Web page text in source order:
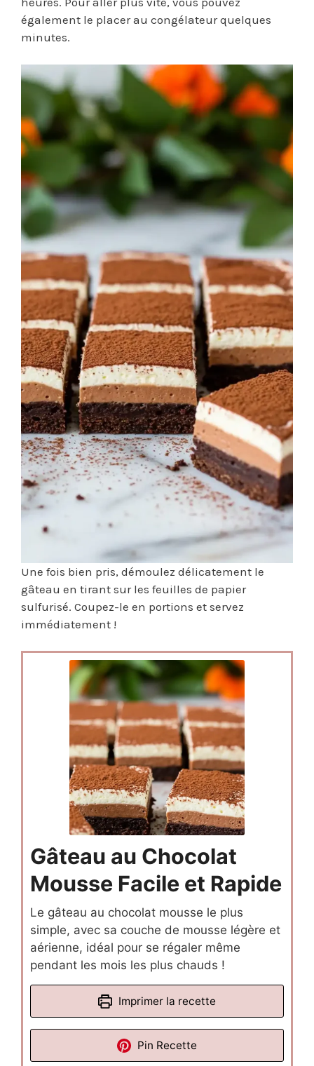
également le placer au congélateur quelques
minutes.
Une fois bien pris, démoulez délicatement le
gâteau en tirant sur les feuilles de papier
sulfurisé. Coupez-le en portions et servez
immédiatement !
Gâteau au Chocolat
Mousse Facile et Rapide
Le gâteau au chocolat mousse le plus
simple, avec sa couche de mousse légère et
aérienne, idéal pour se régaler même
pendant les mois les plus chauds !
Imprimer la recette
Pin Recette